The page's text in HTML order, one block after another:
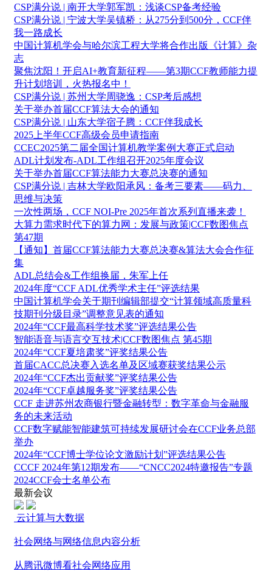
CSP满分说 | 南开大学郭军凯：浅谈CSP备考经验
CSP满分说 | 宁波大学吴镇桥：从275分到500分，CCF伴
我一路成长
中国计算机学会与哈尔滨工程大学将合作出版《计算》杂
志
聚焦沈阳！开启AI+教育新征程——第3期CCF教师能力提
升计划培训，火热报名中！
CSP满分说 | 苏州大学周骁逸：CSP考后感想
关于举办首届CCF算法大会的通知
CSP满分说 | 山东大学宿子腾：CCF伴我成长
2025上半年CCF高级会员申请指南
CCEC2025第二届全国计算机教学案例大赛正式启动
ADL计划发布-ADL工作组召开2025年度会议
关于举办首届CCF算法能力大赛总决赛的通知
CSP满分说 | 吉林大学欧阳承风：备考三要素——码力、
思维与决策
一次性两场，CCF NOI-Pre 2025年首次系列直播来袭！
大算力需求时代下的算力网：发展与政策|CCF数图焦点
第47期
【通知】首届CCF算法能力大赛总决赛&算法大会合作征
集
ADL总结会&工作组换届，朱军上任
2024年度“CCF ADL优秀学术主任”评选结果
中国计算机学会关于期刊编辑部提交“计算领域高质量科
技期刊分级目录”调整意见表的通知
2024年“CCF最高科学技术奖”评选结果公告
智能语音与语言交互技术|CCF数图焦点 第45期
2024年“CCF夏培肃奖”评奖结果公告
首届CACC总决赛入选名单及区域赛获奖结果公示
2024年“CCF杰出贡献奖”评奖结果公告
2024年“CCF卓越服务奖”评奖结果公告
CCF 走进苏州农商银行暨金融转型：数字革命与金融服
务的未来活动
CCF数字赋能智能建筑可持续发展研讨会在CCF业务总部
举办
2024年“CCF博士学位论文激励计划”评选结果公告
CCCF 2024年第12期发布——“CNCC2024特邀报告”专题
2024CCF会士名单公布
最新会议
云计算与大数据
社会网络与网络信息内容分析
从腾讯微博看社会网络应用